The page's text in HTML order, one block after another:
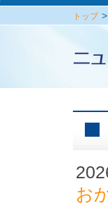
トップ >
お